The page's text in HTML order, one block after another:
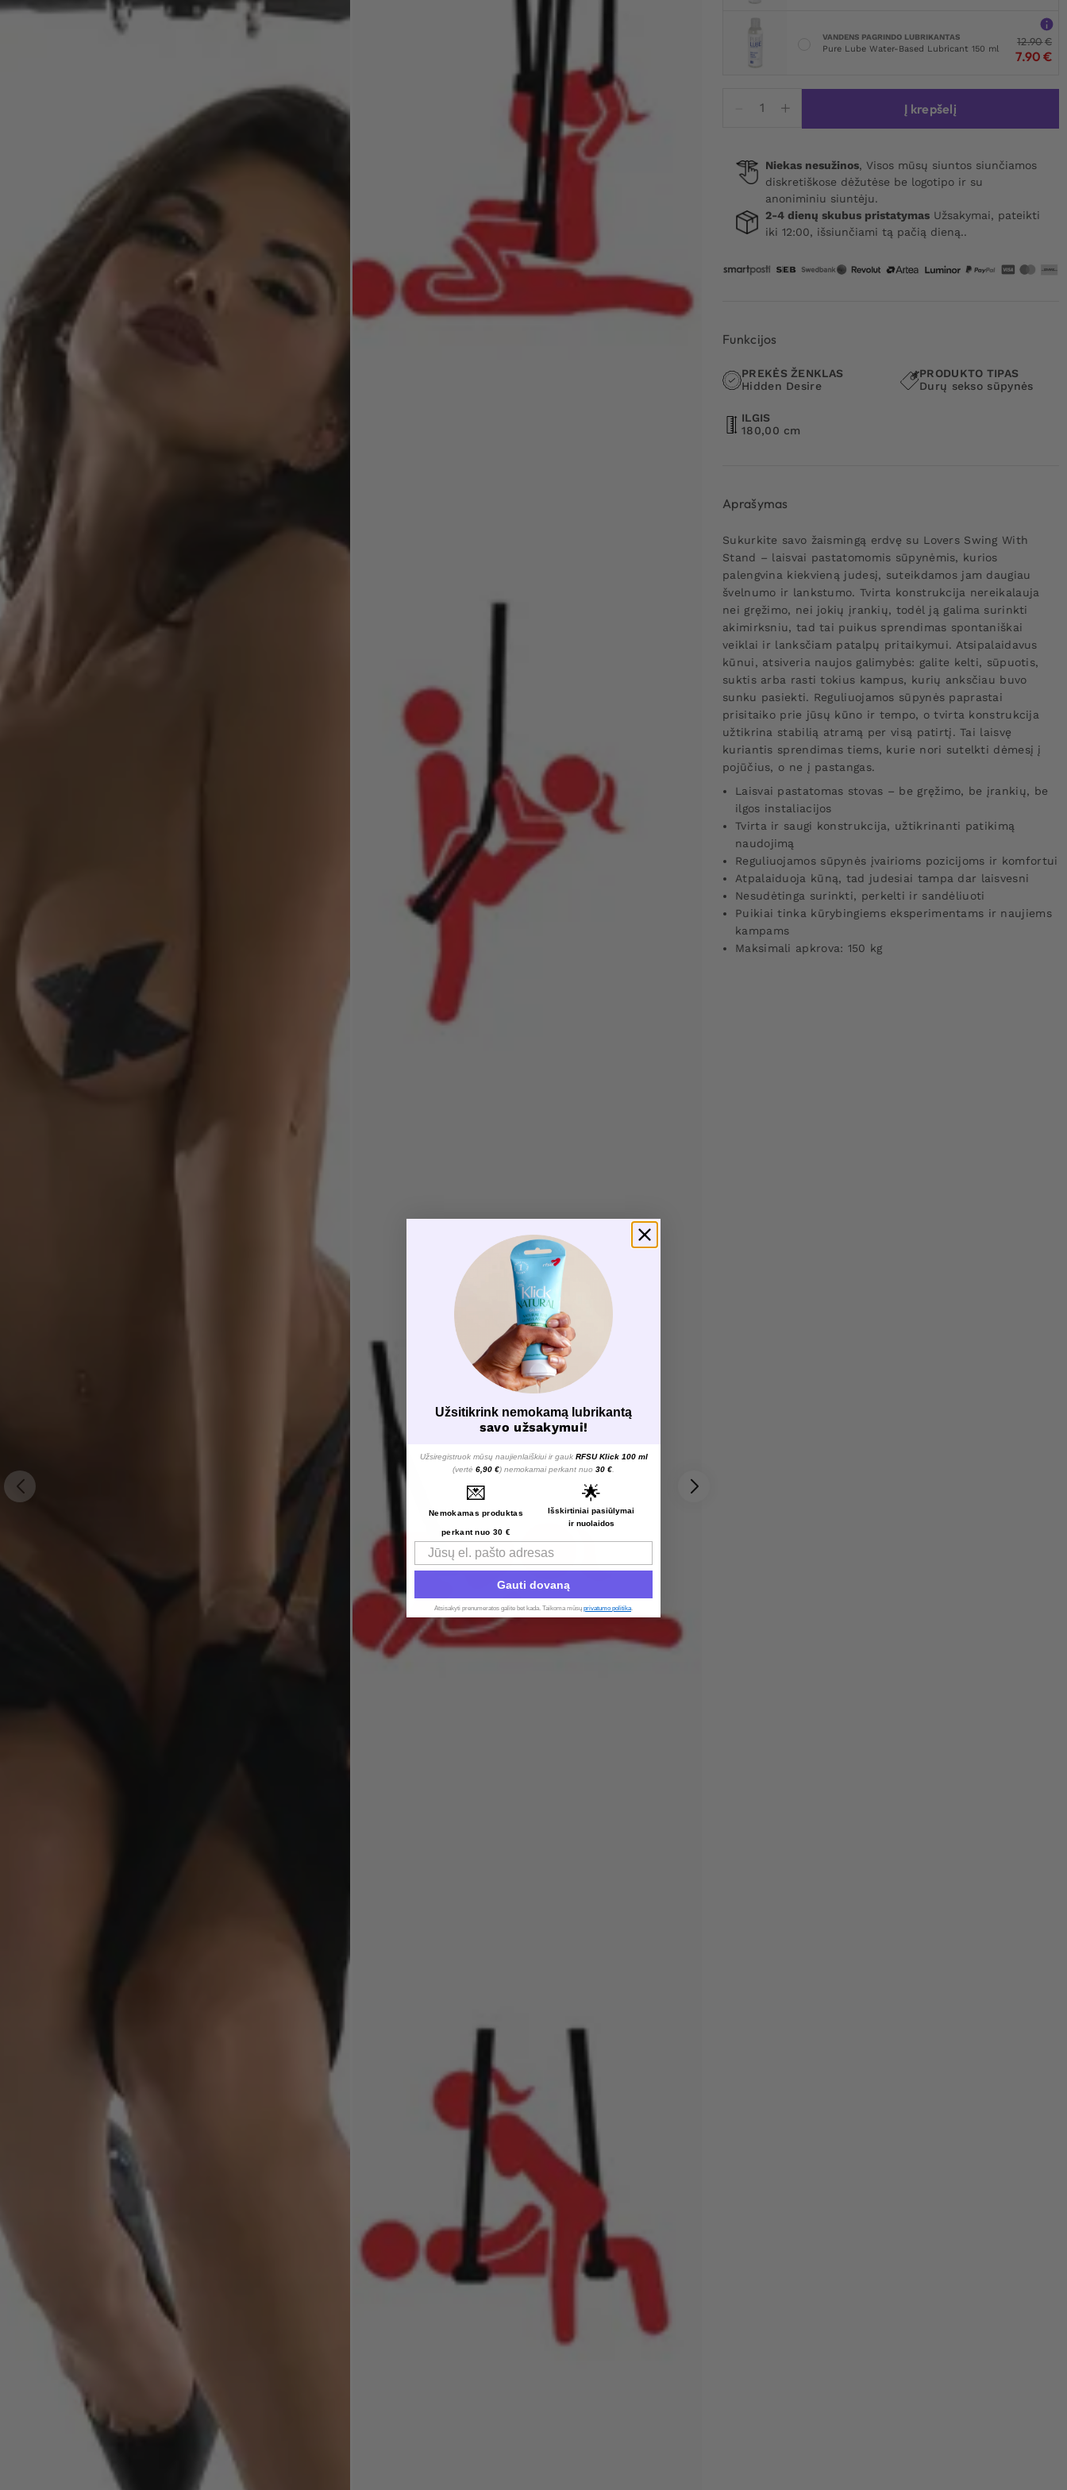
VANDENS PAGRINDO LUBRIKANTAS
Pure Lube Water-Based Lubricant 150 ml
12.90€
7.90 €
kiekis:
Lovers
Swing
With
Stand
Į krepšelį
Niekas nesužinos, Visos mūsų siuntos siunčiamos
diskretiškose dėžutėse be logotipo ir su
anoniminiu siuntėju.
2-4 dienų skubus pristatymas Užsakymai, pateikti
iki 12:00, išsiunčiami tą pačią dieną..
Funkcijos
PREKĖS ŽENKLAS
Hidden Desire
PRODUKTO TIPAS
Durų sekso sūpynės
ILGIS
180,00 cm
Aprašymas
Sukurkite savo žaismingą erdvę su Lovers Swing With
Stand – laisvai pastatomomis sūpynėmis, kurios
palengvina kiekvieną judesį, suteikdamos jam daugiau
švelnumo ir lankstumo. Tvirta konstrukcija nereikalauja
nei gręžimo, nei jokių įrankių, todėl ją galima surinkti
akimirksniu, tad tai puikus sprendimas spontaniškai
veiklai ir lanksčiam patalpų pritaikymui. Atsipalaidavus
kūnui, atsiveria naujos galimybės: galite kelti, sūpuotis,
suktis arba rasti tokius kampus, kurių anksčiau buvo
sunku pasiekti. Reguliuojamos sūpynės paprastai
prisitaiko prie jūsų kūno ir tempo, o tvirta konstrukcija
užtikrina stabilią atramą per visą patirtį. Tai laisvę
kuriantis sprendimas tiems, kurie nori sutelkti dėmesį į
pojūčius, o ne į pastangas.
Laisvai pastatomas stovas – be gręžimo, be įrankių, be
ilgos instaliacijos
Tvirta ir saugi konstrukcija, užtikrinanti patikimą
naudojimą
Reguliuojamos sūpynės įvairioms pozicijoms ir komfortui
Atpalaiduoja kūną, tad judesiai tampa dar laisvesni
Nesudėtinga surinkti, perkelti ir sandėliuoti
Puikiai tinka kūrybingiems eksperimentams ir naujiems
kampams
Maksimali apkrova: 150 kg
Užsitikrink nemokamą lubrikantą
savo užsakymui!
Užsiregistruok mūsų naujienlaiškiui ir gauk RFSU Klick 100 ml
(vertė 6,90 €) nemokamai perkant nuo 30 €
💌
Nemokamas produktas
perkant nuo 30 €
🌟
Išskirtiniai pasiūlymai
ir nuolaidos
Email
Gauti dovaną
Atsisakyti prenumeratos galite bet kada. Taikoma mūsų privatumo politika.​